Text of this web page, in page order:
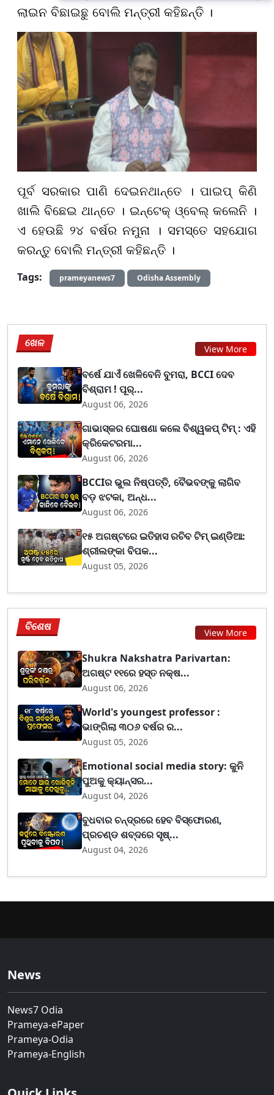
ଲାଇନ ବିଛାଇଛୁ ବୋଲି ମନ୍ତ୍ରୀ କହିଛନ୍ତି ।
ପୂର୍ବ ସରକାର ପାଣି ଦେଇନଥାନ୍ତେ । ପାଇପ୍ କିଣି
ଖାଲି ବିଛେଇ ଥାନ୍ତେ । ଇନ୍ଟେକ୍ ଓ୍ବେଲ୍ କଲେନି ।
ଏ ହେଉଛି ୨୪ ବର୍ଷର ନମୁନା । ସମସ୍ତେ ସହଯୋଗ
କରନ୍ତୁ ବୋଲି ମନ୍ତ୍ରୀ କହିଛନ୍ତି ।
Tags:
prameyanews7 Odisha Assembly
ଖେଳ View More
ବର୍ଷେ ଯାଏଁ ଖେଳିବେନି ବୁମରା, BCCI ଦେବ
ବିଶ୍ରାମ ! ପୂର୍...
August 06, 2026
ଗାଭାସ୍କର ଘୋଷଣା କଲେ ବିଶ୍ୱକପ୍ ଟିମ୍ : ଏହି
କ୍ରିକେଟରମା...
August 06, 2026
BCCIର ଭୁଲ ନିଷ୍ପତ୍ତି, ବୈଭବଙ୍କୁ ଲାଗିବ
ବଡ଼ ଝଟକା, ଅନ୍ଧ...
August 06, 2026
୧୫ ଅଗଷ୍ଟରେ ଇତିହାସ ରଚିବ ଟିମ୍ ଇଣ୍ଡିଆ:
ଶ୍ରୀଲଙ୍କା ବିପକ...
August 05, 2026
ବିଶେଷ View More
Shukra Nakshatra Parivartan:
ଅଗଷ୍ଟ ୧୧ରେ ହସ୍ତ ନକ୍ଷ...
August 06, 2026
World's youngest professor :
ଭାଙ୍ଗିଲା ୩୦୬ ବର୍ଷର ର...
August 05, 2026
Emotional social media story: କୁନି
ପୁଅକୁ କ୍ୟାନ୍ସର...
August 04, 2026
ବୁଧବାର ଚନ୍ଦ୍ରରେ ହେବ ବିସ୍ଫୋରଣ,
ପ୍ରଚଣ୍ଡ ଶବ୍ଦରେ ସୃଷ୍...
August 04, 2026
News
News7 Odia
Prameya-ePaper
Prameya-Odia
Prameya-English
ସ୍ୱାସ୍ଥ୍ୟମନ୍ତ୍ରୀ କହିଲେ- ସରକାର
କରିବେ ତର୍ଜମା